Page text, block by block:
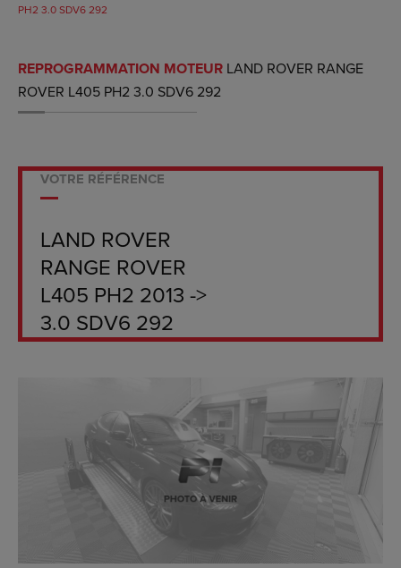
PH2 3.0 SDV6 292
REPROGRAMMATION MOTEUR LAND ROVER RANGE
ROVER L405 PH2 3.0 SDV6 292
VOTRE RÉFÉRENCE
LAND ROVER
RANGE ROVER
L405 PH2 2013 ->
3.0 SDV6 292